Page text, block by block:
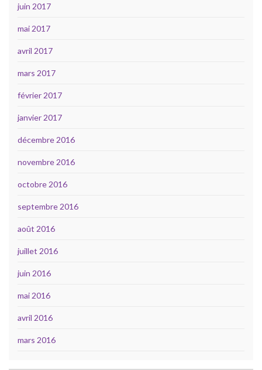
juin 2017
mai 2017
avril 2017
mars 2017
février 2017
janvier 2017
décembre 2016
novembre 2016
octobre 2016
septembre 2016
août 2016
juillet 2016
juin 2016
mai 2016
avril 2016
mars 2016